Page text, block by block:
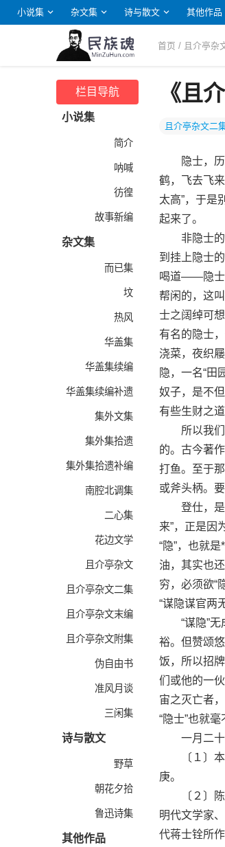
小说集 杂文集 诗与散文 其他作品
首页 / 且介亭杂
栏目导航
小说集
简介
呐喊
彷徨
故事新编
杂文集
而已集
坟
热风
华盖集
华盖集续编
华盖集续编补遗
集外文集
集外集拾遗
集外集拾遗补编
南腔北调集
二心集
花边文学
且介亭杂文
且介亭杂文二集
且介亭杂文末编
且介亭杂文附集
伪自由书
准风月谈
三闲集
诗与散文
野草
朝花夕拾
鲁迅诗集
其他作品
《且
且介亭杂文二
隐士，历来
鹤，飞去飞
太高”，于是
起来了。
非隐士的心
到挂上隐士
喝道——隐士
帮闲的，这
士之阔绰可
有名的隐士
浇菜，夜织
隐，一名“田
奴子，是不
有些生财之
所以我们倘
的。古今著
打鱼。至于
或斧头柄。
登仕，是*n
来”，正是因
“隐”，也就
油，其实也
穷，必须欲“
“谋隐谋官两
“谋隐”无成
裕。但赞颂
饭，所以招
们或他的一
宙之灭亡者
“隐士”也就
一月二十
〔１〕本篇
庚。
〔２〕陈眉
明代文学家
代蒋士铨所